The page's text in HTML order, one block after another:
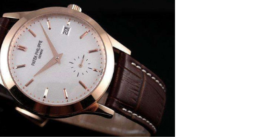
汇国际中心写字楼A塔7层704室（需提前预约）
号世界贸易中心大厦南塔写字楼15层07室（需提前预约）
华润大厦写字楼17层1701室（需提前预约）
华贸大厦写字楼1座30层05室（需提前预约）
润大厦写字楼B座11层1104室（需提前预约）
恒力城写字楼15层03室（需提前预约）
东原中心写字楼24层2406B室（需提前预约）
融恒时代广场写字楼9层902室（需提前预约）
路393号世茂环球金融中心写字楼（芙蓉广场）10层13室（需提前预约）
大厦写字楼29层2905室（需提前预约）